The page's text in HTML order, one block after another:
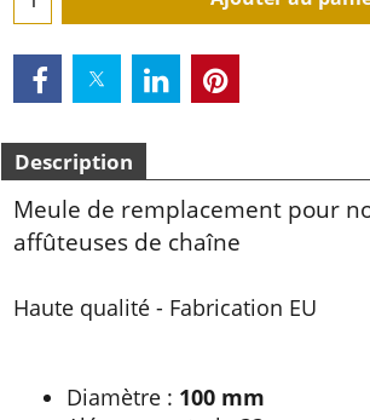
Description
Meule de remplacement pour nos